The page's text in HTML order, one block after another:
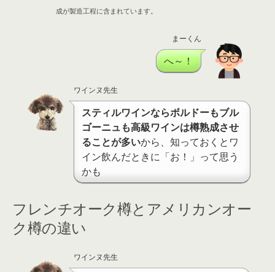
成が製造工程に含まれています。
まーくん
へ～！
ワインヌ先生
スティルワインならボルドーもブル
ゴーニュも高級ワインは樽熟成させ
ることが多いから、知っておくとワ
イン飲んだときに「お！」って思う
かも
フレンチオーク樽とアメリカンオー
ク樽の違い
ワインヌ先生